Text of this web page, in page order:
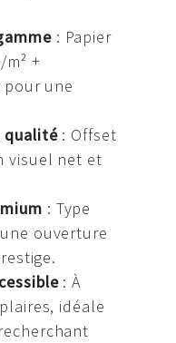
: Papier
+
une
qualité: Offset
visuel net et
: Type
ouverture
: À
idéale